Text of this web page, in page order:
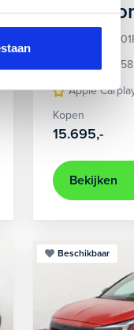
Auto
Opel
1.2 Elegance
Apple
Kopen
15.695,-
Bekijken
Beschikbaar